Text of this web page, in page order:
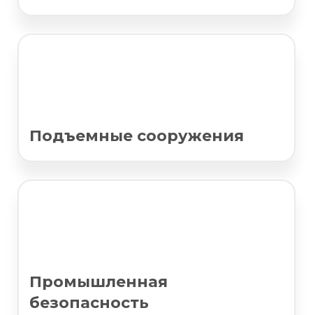
Подъемные сооружения
Промышленная
безопасность